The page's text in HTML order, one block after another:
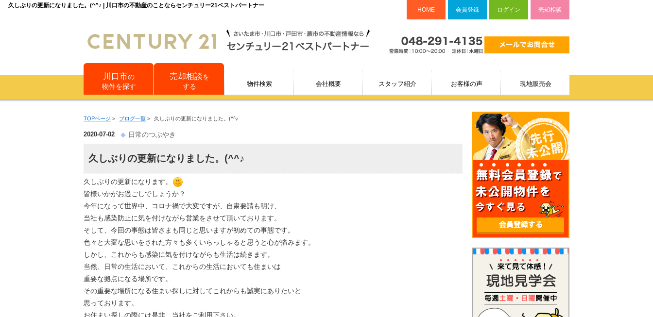
久しぶりの更新になりました。(^^♪ | 川口市の不動産のことならセンチュリー21ベストパートナー
HOME 会員登録 ログイン 売却相談
川口市の
物件を探す
売却相談を
する
物件検索 会社概要 スタッフ紹介 お客様の声 現地販売会
TOPページ > ブログ一覧 > 久しぶりの更新になりました。(^^♪
2020-07-02 日常のつぶやき
久しぶりの更新になりました。(^^♪
久しぶりの更新になります。
皆様いかがお過ごしでしょうか？
今年になって世界中、コロナ禍で大変ですが、自粛要請も明け、
当社も感染防止に気を付けながら営業をさせて頂いております。
そして、今回の事態は皆さまも同じと思いますが初めての事態です。
色々と大変な思いをされた方々も多くいらっしゃると思うと心が痛みます。
しかし、これからも感染に気を付けながらも生活は続きます。
当然、日常の生活において、これからの生活においても住まいは
重要な拠点になる場所です。
その重要な場所になる住まい探しに対してこれからも誠実にありたいと
思っております。
お住まい探しの際には是非、当社をご利用下さい。